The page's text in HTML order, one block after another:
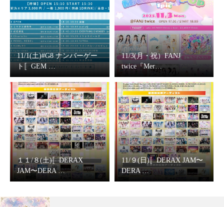
11/1(土)#G8 ナンバーゲー
ト〚GEM …
11/3(月・祝）FANJ
twice『Mer…
１１/８(土)〚DERAX
JAM〜DERA …
11/９(日)〚DERAX JAM〜
DERA …